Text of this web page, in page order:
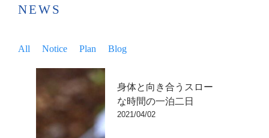
NEWS
All Notice Plan Blog
身体と向き合うスロー
な時間の一泊二日
2021/04/02